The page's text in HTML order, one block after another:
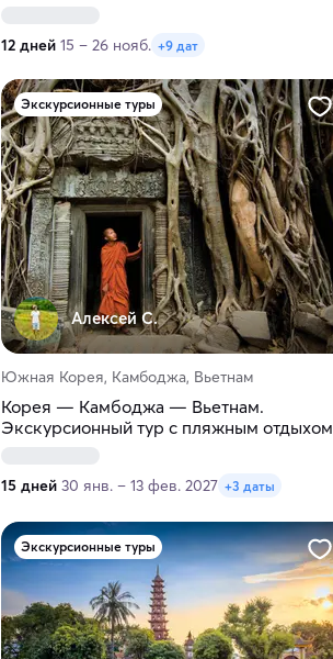
12 дней 15 – 26 нояб. +9 дат
Экскурсионные туры
Алексей С.
Южная Корея, Камбоджа, Вьетнам
Корея — Камбоджа — Вьетнам.
Экскурсионный тур с пляжным отдыхом
15 дней 30 янв. – 13 фев. 2027 +3 даты
Экскурсионные туры